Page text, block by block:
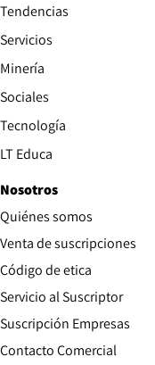
Tendencias
Servicios
Minería
Sociales
Tecnología
LT Educa
Nosotros
Quiénes somos
Venta de suscripciones
Código de etica Opens in
Servicio al Suscriptor
Suscripción Empresas
Contacto Comercial